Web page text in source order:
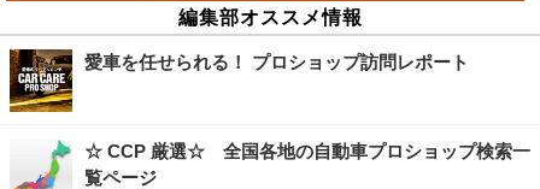
編集部オススメ情報
愛車を任せられる！ プロショップ訪問レポート
☆ CCP 厳選☆ 全国各地の自動車プロショップ検索一
覧ページ